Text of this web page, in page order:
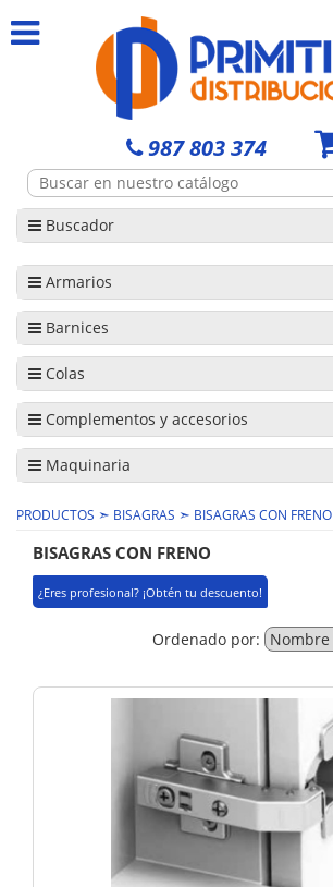
987 803 374
Buscador
Armarios
Barnices
Colas
Complementos y accesorios
Maquinaria
PRODUCTOS ➣ BISAGRAS ➣ BISAGRAS CON FRENO
BISAGRAS CON FRENO
¿Eres profesional? ¡Obtén tu descuento!
Ordenado por: